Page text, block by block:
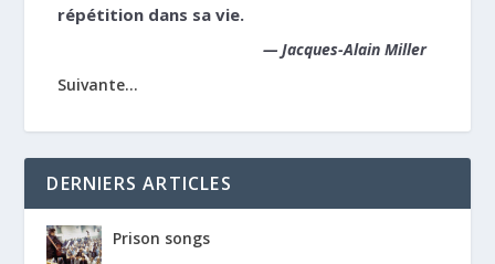
répétition dans sa vie.
— Jacques-Alain Miller
Suivante...
DERNIERS ARTICLES
Prison songs